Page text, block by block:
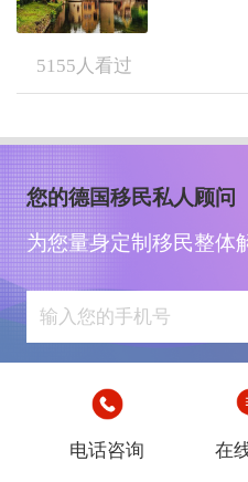
5155 人看过
您的德国移民私人顾问
为您量身定制移民整体
电话咨询 在